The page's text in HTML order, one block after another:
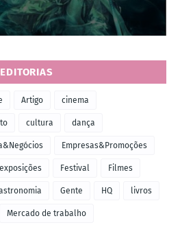
EDITORIAS
Artigo cinema
cultura dança
Empresas&Promoções
exposições Festival Filmes
Gente HQ livros
Mercado de trabalho